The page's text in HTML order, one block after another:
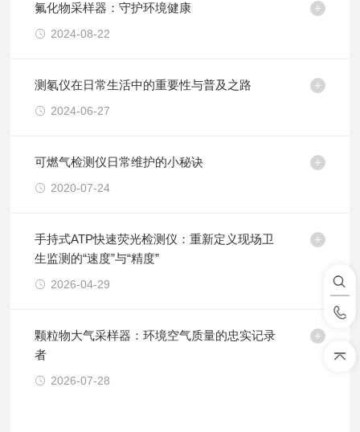
氟化物采样器：守护环境健康
2024-08-22
测氡仪在日常生活中的重要性与普及之路
2024-06-27
可燃气检测仪日常维护的小秘诀
2020-07-24
手持式ATP快速荧光检测仪：重新定义现场卫
生监测的“速度”与“精度”
2026-04-29
颗粒物大气采样器：环境空气质量的忠实记录
者
2026-07-28